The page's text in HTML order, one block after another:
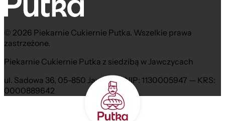
© 2026 Piekarnie Cukiernie Putka. Wszelkie prawa
zastrzeżone.
Piekarnie Cukiernie Putka z siedzibą w Jawczycach
ul. Sadowa 36, 05-850 Jawczyce NIP: 1130005947 — KRS:
0000889642